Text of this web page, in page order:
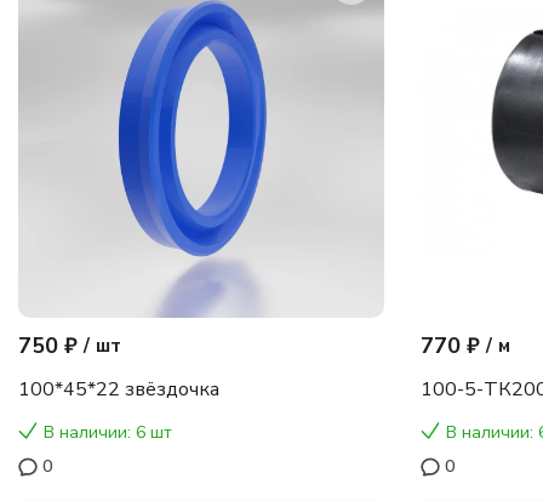
750 ₽ / шт
100*45*22 звёздочка
В наличии: 6 шт
0
770 ₽ / м
100-5-
В наличии:
0